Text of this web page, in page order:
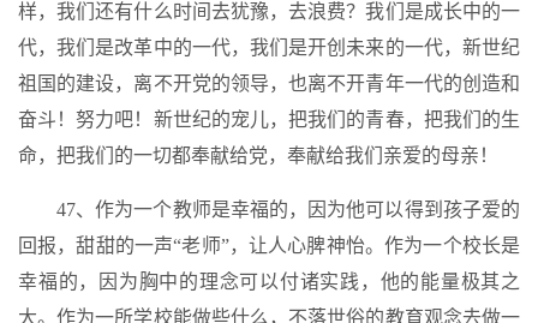
样，我们还有什么时间去犹豫，去浪费？我们是成长中的一
代，我们是改革中的一代，我们是开创未来的一代，新世纪
祖国的建设，离不开党的领导，也离不开青年一代的创造和
奋斗！努力吧！新世纪的宠儿，把我们的青春，把我们的生
命，把我们的一切都奉献给党，奉献给我们亲爱的母亲！
47、作为一个教师是幸福的，因为他可以得到孩子爱的
回报，甜甜的一声“老师”，让人心脾神怡。作为一个校长是
幸福的，因为胸中的理念可以付诸实践，他的能量极其之
大。作为一所学校能做些什么，不落世俗的教育观念去做一